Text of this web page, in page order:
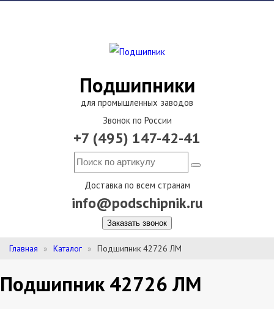
Подшипники
для промышленных заводов
Звонок по России
+7 (495) 147-42-41
Доставка по всем странам
info@podschipnik.ru
Заказать звонок
Главная Каталог Подшипник 42726 ЛМ
Подшипник 42726 ЛМ